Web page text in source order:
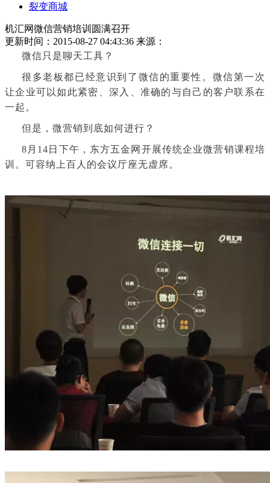
裂变商城
机汇网微信营销培训圆满召开
更新时间：2015-08-27 04:43:36 来源：
微信只是聊天工具？
很多老板都已经意识到了微信的重要性。微信第一次
让企业可以如此紧密、深入、准确的与自己的客户联系在
一起。
但是，微营销到底如何进行？
8月14日下午，东方五金网开展传统企业微营销课程培
训。可容纳上百人的会议厅座无虚席。